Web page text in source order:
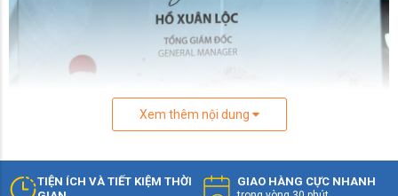
Xem thêm nội dung
TIỆN ÍCH VÀ TIẾT KIỆM THỜI
GIAO HÀNG CỰC NHANH